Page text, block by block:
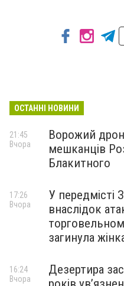
ОСТАННІ НОВИНИ
Ворожий
мешканців
Блакитного
21:45
Вчора
У передмісті
внаслідок
загинула
17:26
Вчора
Дезертира
16:24
Вчора